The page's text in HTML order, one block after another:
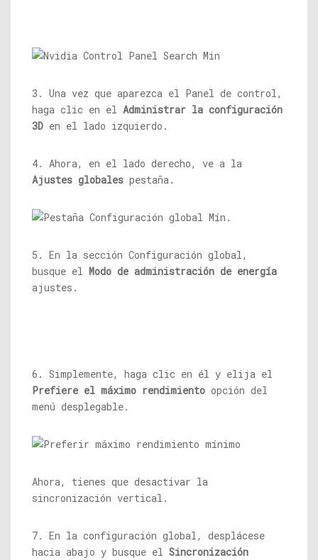
3. Una vez que aparezca el Panel de control,
haga clic en el Administrar la configuración
3D en el lado izquierdo.
4. Ahora, en el lado derecho, ve a la
Ajustes globales pestaña.
5. En la sección Configuración global,
busque el Modo de administración de energía
ajustes.
6. Simplemente, haga clic en él y elija el
Prefiere el máximo rendimiento opción del
menú desplegable.
Ahora, tienes que desactivar la
sincronización vertical.
7. En la configuración global, desplácese
hacia abajo y busque el Sincronización